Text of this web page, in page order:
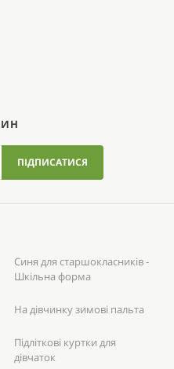
Синя для старшокласників -
Шкільна форма
На дівчинку зимові пальта
Підліткові куртки для
дівчаток